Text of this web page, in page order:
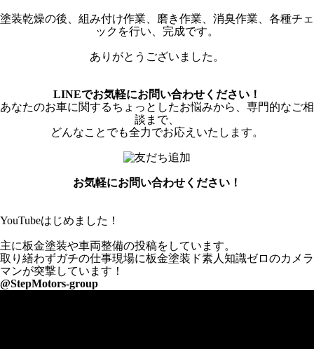
塗装乾燥の後、組み付け作業、磨き作業、消臭作業、各種チェ
ックを行い、完成です。
ありがとうございました。
LINEでお気軽にお問い合わせください！
あなたのお車に関するちょっとしたお悩みから、専門的なご相
談まで、
どんなことでも全力でお応えいたします。
お気軽にお問い合わせください！
YouTubeはじめました！
主に板金塗装や車両整備の投稿をしています。
取り繕わずガチの仕事現場に板金塗装ド素人知識ゼロのカメラ
マンが突撃しています！
@StepMotors-group